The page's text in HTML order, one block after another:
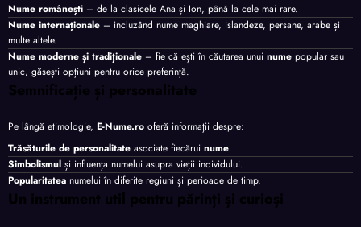
Nume românești – de la clasicele Ana și Ion, până la cele mai rare.
Nume internaționale – incluzând nume maghiare, islandeze, persane, arabe și
multe altele.
Nume moderne și tradiționale – fie că ești în căutarea unui nume popular sau
unic, găsești opțiuni pentru orice preferință.
Semnificație și personalitate
Pe lângă etimologie, E-Nume.ro oferă informații despre:
Trăsăturile de personalitate asociate fiecărui nume.
Simbolismul și influența numelui asupra vieții individului.
Popularitatea numelui în diferite regiuni și perioade de timp.
Un instrument util pentru părinți și curioși